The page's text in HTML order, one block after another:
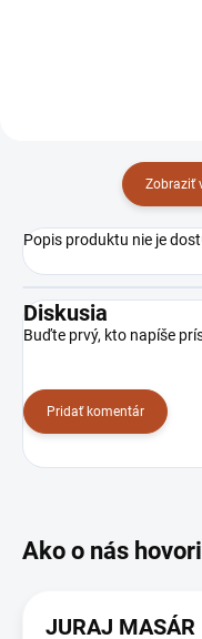
Zobraziť
Popis produktu nie je
Diskusia
Buďte prvý, kto napíše
Pridať komentár
JURAJ MASÁR